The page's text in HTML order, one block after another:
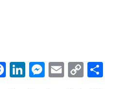
F
Li M E
C